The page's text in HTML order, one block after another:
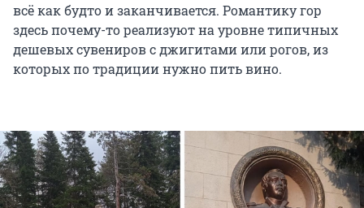
всё как будто и заканчивается. Романтику гор
здесь почему-то реализуют на уровне типичных
дешевых сувениров с джигитами или рогов, из
которых по традиции нужно пить вино.